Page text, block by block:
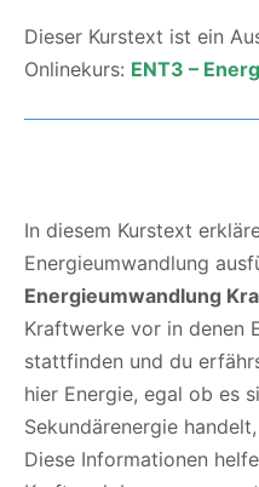
Dieser Kurstext ist ein
Onlinekurs: ENT3 –
In diesem Kurstext
Energieumwandlung
Energieumwandlung
Kraftwerke vor in denen
stattfinden und du
hier Energie, egal ob es
Sekundärenergie
Diese Informationen